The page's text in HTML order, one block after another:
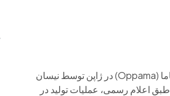
تولید خودرو در این کارخانه تا مارس ۲۰۲۶ پایان می‌یابد. تنها چند هفته از اعلام تعطیلی کارخانه اوپاما (Oppama) در ژاپن توسط نیسان
اعلام رسمی، عملیات تولید در